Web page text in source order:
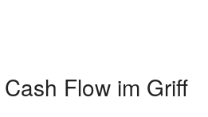
Flow im Griff